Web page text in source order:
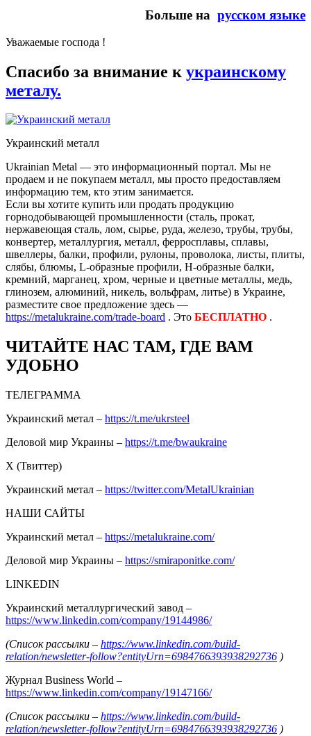
Больше на русском языке
Уважаемые господа !
Спасибо за внимание к украинскому
металу.
Украинский металл
Ukrainian Metal — это информационный портал. Мы не
продаем и не покупаем металл, мы просто предоставляем
информацию тем, кто этим занимается.
Если вы хотите купить или продать продукцию
горнодобывающей промышленности (сталь, прокат,
нержавеющая сталь, лом, сырье, руда, железо, трубы, трубы,
конвертер, металлургия, металл, ферросплавы, сплавы,
швеллеры, балки, профили, рулоны, проволока, листы, плиты,
слябы, блюмы, L-образные профили, H-образные балки,
кремний, марганец, хром, черные и цветные металлы, медь,
глинозем, алюминий, никель, вольфрам, литье) в Украине,
разместите свое предложение здесь —
https://metalukraine.com/trade-board . Это БЕСПЛАТНО .
ЧИТАЙТЕ НАС ТАМ, ГДЕ ВАМ
УДОБНО
ТЕЛЕГРАММА
Украинский метал – https://t.me/ukrsteel
Деловой мир Украины – https://t.me/bwaukraine
Х (Твиттер)
Украинский метал – https://twitter.com/MetalUkrainian
НАШИ САЙТЫ
Украинский метал – https://metalukraine.com/
Деловой мир Украины – https://smiraponitke.com/
LINKEDIN
Украинский металлургический завод –
https://www.linkedin.com/company/19144986/
(Список рассылки – https://www.linkedin.com/build-
relation/newsletter-follow?entityUrn=6984766393938292736 )
Журнал Business World –
https://www.linkedin.com/company/19147166/
(Список рассылки – https://www.linkedin.com/build-
relation/newsletter-follow?entityUrn=6984766393938292736 )